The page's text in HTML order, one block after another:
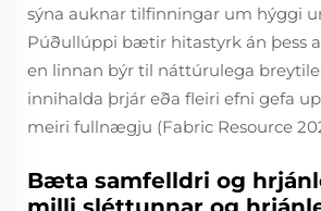
sýna auknar tilfinningar um hýggi
Púðullúppi bætir hitastyrk án þess
en linnan býr til náttúrulega
innihalda þrjár eða fleiri efni gefa
meiri fullnægju (Fabric Resource
Bæta samfelldri og